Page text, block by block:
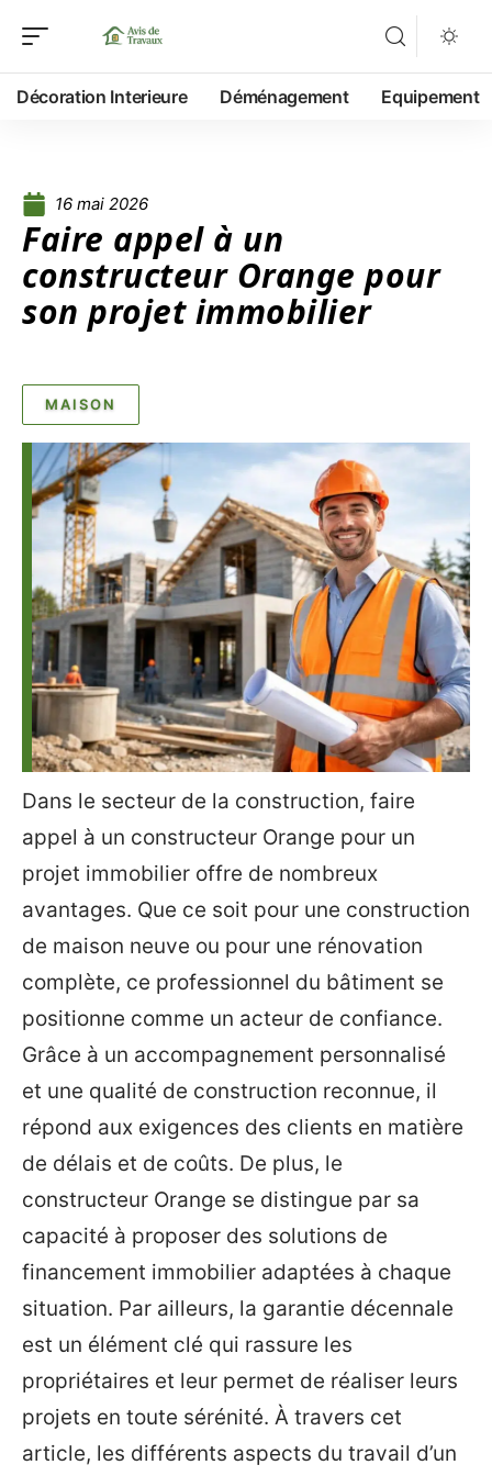
Décoration Interieure Déménagement Equipement
16 mai 2026
Faire appel à un
constructeur Orange pour
son projet immobilier
MAISON
Dans le secteur de la construction, faire
appel à un constructeur Orange pour un
projet immobilier offre de nombreux
avantages. Que ce soit pour une construction
de maison neuve ou pour une rénovation
complète, ce professionnel du bâtiment se
positionne comme un acteur de confiance.
Grâce à un accompagnement personnalisé
et une qualité de construction reconnue, il
répond aux exigences des clients en matière
de délais et de coûts. De plus, le
constructeur Orange se distingue par sa
capacité à proposer des solutions de
financement immobilier adaptées à chaque
situation. Par ailleurs, la garantie décennale
est un élément clé qui rassure les
propriétaires et leur permet de réaliser leurs
projets en toute sérénité. À travers cet
article, les différents aspects du travail d’un